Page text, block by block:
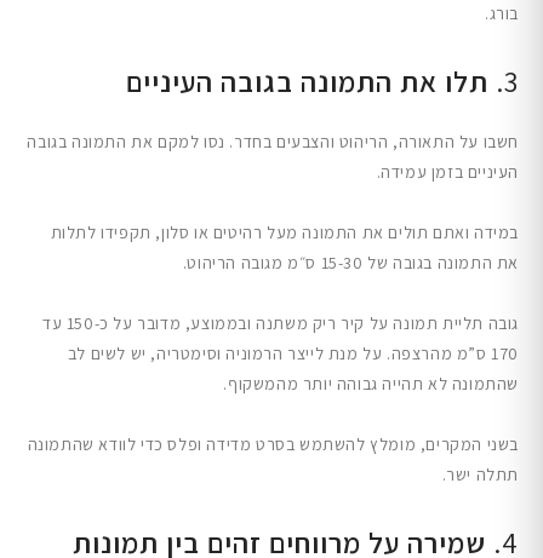
בורג.
3. תלו את התמונה בגובה העיניים
חשבו על התאורה, הריהוט והצבעים בחדר. נסו למקם את התמונה בגובה
העיניים בזמן עמידה.
במידה ואתם תולים את התמונה מעל רהיטים או סלון, תקפידו לתלות
את התמונה בגובה של 15-30 ס״מ מגובה הריהוט.
גובה תליית תמונה על קיר ריק משתנה ובממוצע, מדובר על כ-150 עד
170 ס”מ מהרצפה. על מנת לייצר הרמוניה וסימטריה, יש לשים לב
שהתמונה לא תהייה גבוהה יותר מהמשקוף.
בשני המקרים, מומלץ להשתמש בסרט מדידה ופלס כדי לוודא שהתמונה
תתלה ישר.
4. שמירה על מרווחים זהים בין תמונות